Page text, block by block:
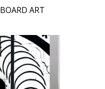
BOARD ART